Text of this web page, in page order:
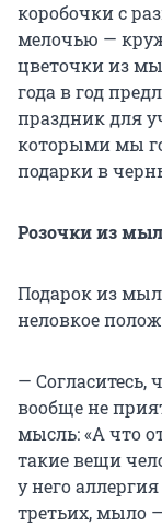
коробочки с
мелочью —
цветочки из
года в год
праздник для
которыми мы
подарки в
Розочки из
Подарок из
неловкое
— Согласитесь,
вообще не
мысль: «А что
такие вещи
у него
третьих, мыло